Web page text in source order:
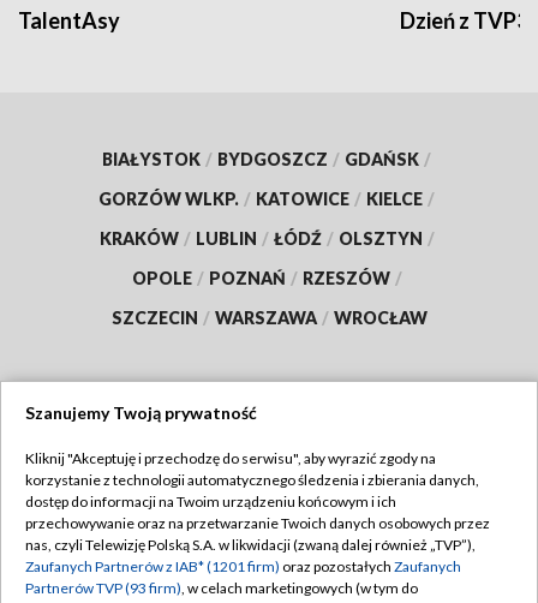
TalentAsy Dzień z TVP3
BIAŁYSTOK / BYDGOSZCZ / GDAŃSK /
GORZÓW WLKP. / KATOWICE / KIELCE /
KRAKÓW / LUBLIN / ŁÓDŹ / OLSZTYN /
OPOLE / POZNAŃ / RZESZÓW /
SZCZECIN / WARSZAWA / WROCŁAW
TVP
Abonament TVP
Emisja w TVP
Regulamin TVP
Polityka prywatności
Szanujemy Twoją prywatność
Kliknij "Akceptuję i przechodzę do serwisu", aby wyrazić zgody na
korzystanie z technologii automatycznego śledzenia i zbierania danych,
dostęp do informacji na Twoim urządzeniu końcowym i ich
przechowywanie oraz na przetwarzanie Twoich danych osobowych przez
nas, czyli Telewizję Polską S.A. w likwidacji (zwaną dalej również „TVP”),
Zaufanych Partnerów z IAB* (1201 firm) oraz pozostałych Zaufanych
Partnerów TVP (93 firm), w celach marketingowych (w tym do